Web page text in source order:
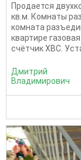
Продается
кв.м. Комнаты
комната
квартире
счётчик ХВС.
Дмитрий
Владимирович